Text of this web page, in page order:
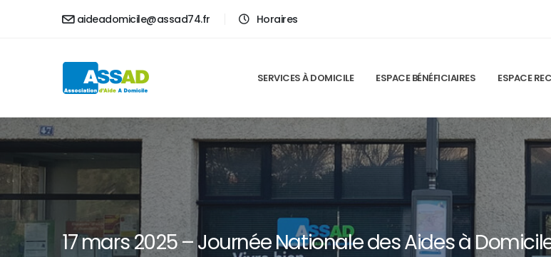
aideadomicile@assad74.fr Horaires
SERVICES À DOMICILE ESPACE BÉNÉFICIAIRES ESPACE
17 mars 2025 – Journée Nationale des Aides à
En poursuivant votre navigation sur ce site, vous acceptez l'utilisation de cookies